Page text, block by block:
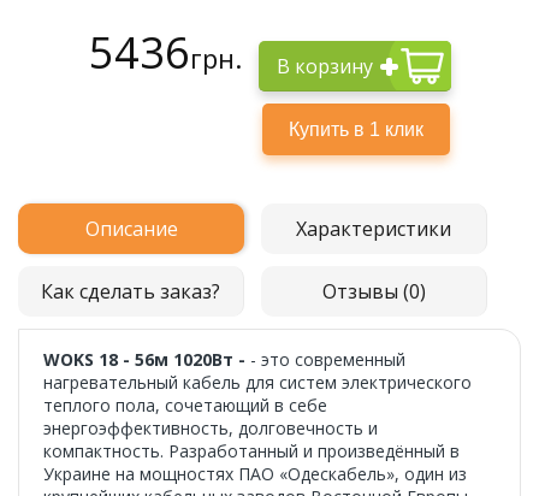
5436грн. В корзину
Описание Характеристики
Как сделать заказ? Отзывы (0)
WOKS 18 - 56м 1020Вт - - это современный
нагревательный кабель для систем электрического
теплого пола, сочетающий в себе
энергоэффективность, долговечность и
компактность. Разработанный и произведённый в
Украине на мощностях ПАО «Одескабель», один из